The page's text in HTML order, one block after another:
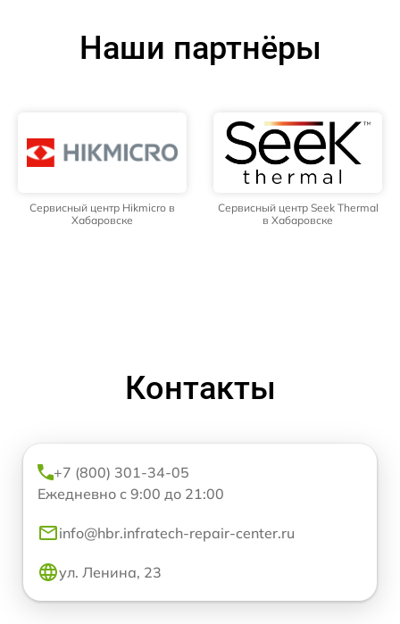
Наши партнёры
Сервисный центр Hikmicro в
Хабаровске
Сервисный центр Seek Thermal
в Хабаровске
Контакты
+7 (800) 301-34-05
Ежедневно с 9:00 до 21:00
info@hbr.infratech-repair-center.ru
ул. Ленина, 23